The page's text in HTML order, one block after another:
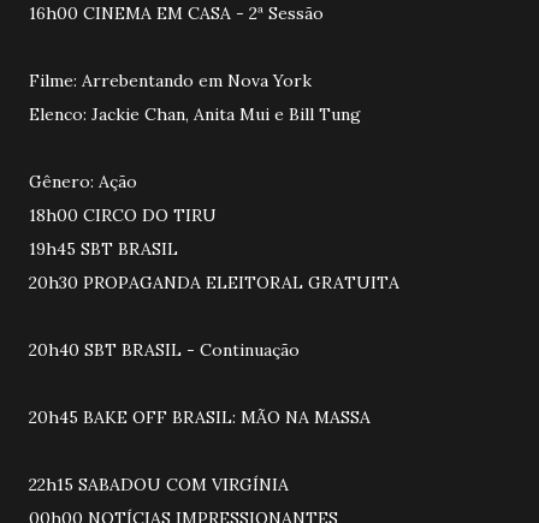
16h00 CINEMA EM CASA - 2ª Sessão
Filme: Arrebentando em Nova York
Elenco: Jackie Chan, Anita Mui e Bill Tung
Gênero: Ação
18h00 CIRCO DO TIRU
19h45 SBT BRASIL
20h30 PROPAGANDA ELEITORAL GRATUITA
20h40 SBT BRASIL - Continuação
20h45 BAKE OFF BRASIL: MÃO NA MASSA
22h15 SABADOU COM VIRGÍNIA
00h00 NOTÍCIAS IMPRESSIONANTES